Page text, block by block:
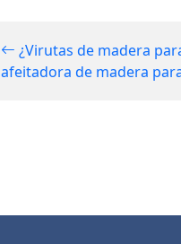
¿Virutas de madera
afeitadora de madera